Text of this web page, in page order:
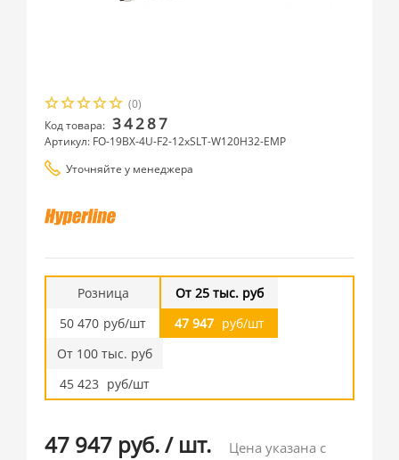
(0)
Код товара: 34287
Артикул: FO-19BX-4U-F2-12xSLT-W120H32-EMP
Уточняйте у менеджера
Розница
50 470 руб/шт
От 25 тыс. руб
47 947 руб/шт
От 100 тыс. руб
45 423 руб/шт
47 947 руб./ шт.
Цена указана с